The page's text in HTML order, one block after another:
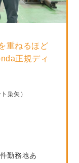
重ねるほど
正規ディ
染矢）
勤務地あ